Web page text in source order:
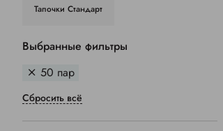
Тапочки Стандарт
Выбранные фильтры
50 пар
Сбросить всё